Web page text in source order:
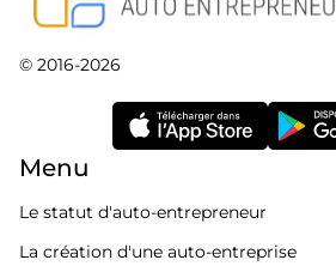
© 2016-2026
Menu
Le statut d'auto-entrepreneur
La création d'une auto-entreprise